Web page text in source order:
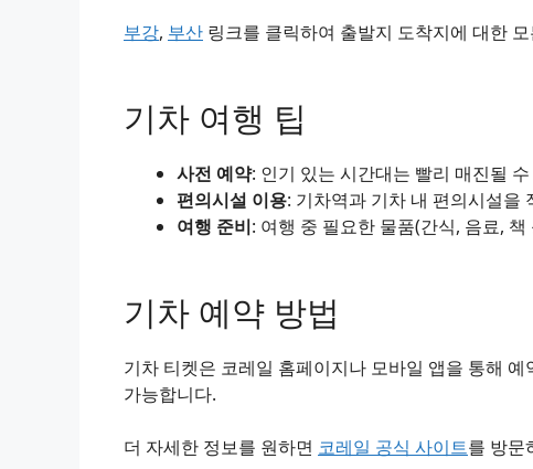
부강, 부산 링크를 클릭하여 출발지 도착지에 대한
기차 여행 팁
사전 예약: 인기 있는 시간대는 빨리 매진될
편의시설 이용: 기차역과 기차 내 편의시설을
여행 준비: 여행 중 필요한 물품(간식, 음료,
기차 예약 방법
기차 티켓은 코레일 홈페이지나 모바일 앱을 통해
가능합니다.
더 자세한 정보를 원하면 코레일 공식 사이트를 방문